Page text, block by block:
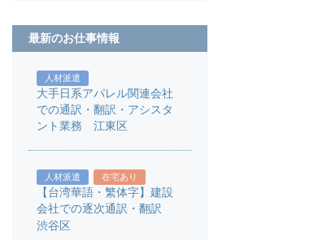
最新のお仕事情報
人材派遣
大手日系アパレル関連会社
での通訳・翻訳・アシスタ
ント業務 江東区
人材派遣 在宅あり
【台湾華語・繁体字】建設
会社での逐次通訳・翻訳
渋谷区